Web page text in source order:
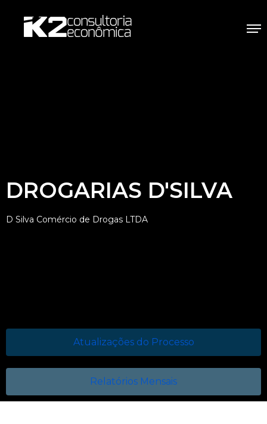
DROGARIAS D'SILVA
D Silva Comércio de Drogas LTDA
Atualizações do Processo
Relatórios Mensais